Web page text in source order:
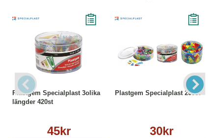
Plastgem Specialplast 3olika
längder 420st
45kr
Plastgem Specialplast 200st
30kr